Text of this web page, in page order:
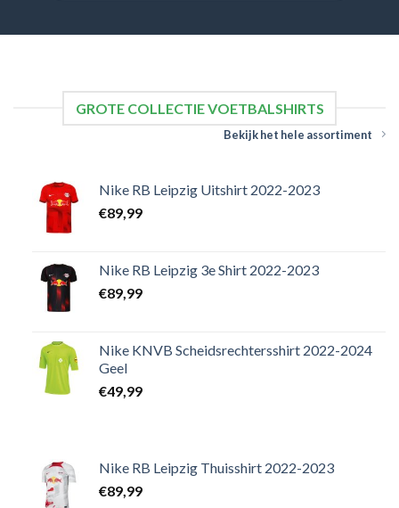
GROTE COLLECTIE VOETBALSHIRTS
Bekijk het hele assortiment
Nike RB Leipzig Uitshirt 2022-2023
€89,99
Nike RB Leipzig 3e Shirt 2022-2023
€89,99
Nike KNVB Scheidsrechtersshirt 2022-2024
Geel
€49,99
Nike RB Leipzig Thuisshirt 2022-2023
€89,99